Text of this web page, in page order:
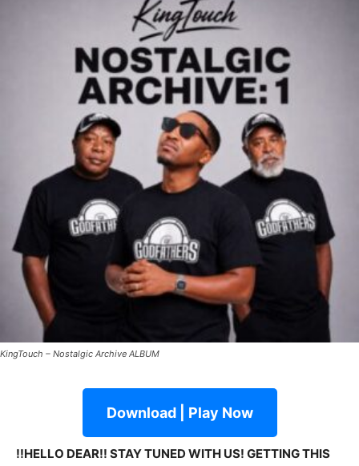
KingTouch – Nostalgic Archive ALBUM
Download | Play Now
!!HELLO DEAR!! STAY TUNED WITH US! GETTING THIS